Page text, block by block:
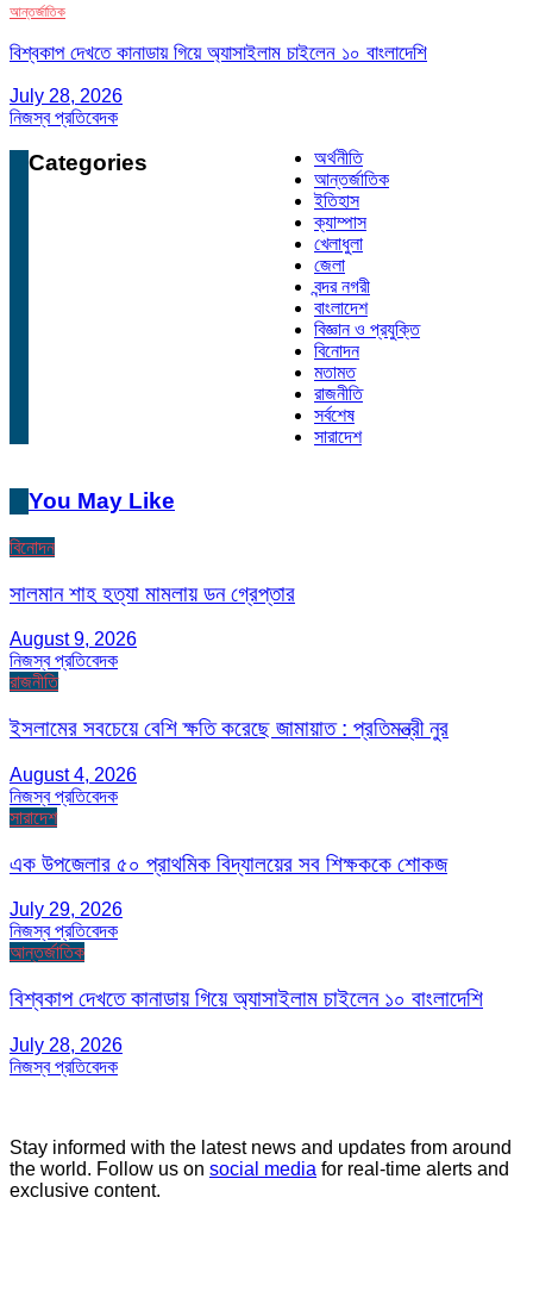
আন্তর্জাতিক
বিশ্বকাপ দেখতে কানাডায় গিয়ে অ্যাসাইলাম চাইলেন ১০ বাংলাদেশি
July 28, 2026
নিজস্ব প্রতিবেদক
Categories
অর্থনীতি
আন্তর্জাতিক
ইতিহাস
ক্যাম্পাস
খেলাধুলা
জেলা
বন্দর নগরী
বাংলাদেশ
বিজ্ঞান ও প্রযুক্তি
বিনোদন
মতামত
রাজনীতি
সর্বশেষ
সারাদেশ
You May Like
বিনোদন
সালমান শাহ হত্যা মামলায় ডন গ্রেপ্তার
August 9, 2026
নিজস্ব প্রতিবেদক
রাজনীতি
ইসলামের সবচেয়ে বেশি ক্ষতি করেছে জামায়াত : প্রতিমন্ত্রী নুর
August 4, 2026
নিজস্ব প্রতিবেদক
সারাদেশ
এক উপজেলার ৫০ প্রাথমিক বিদ্যালয়ের সব শিক্ষককে শোকজ
July 29, 2026
নিজস্ব প্রতিবেদক
আন্তর্জাতিক
বিশ্বকাপ দেখতে কানাডায় গিয়ে অ্যাসাইলাম চাইলেন ১০ বাংলাদেশি
July 28, 2026
নিজস্ব প্রতিবেদক
Stay informed with the latest news and updates from around
the world. Follow us on social media for real-time alerts and
exclusive content.